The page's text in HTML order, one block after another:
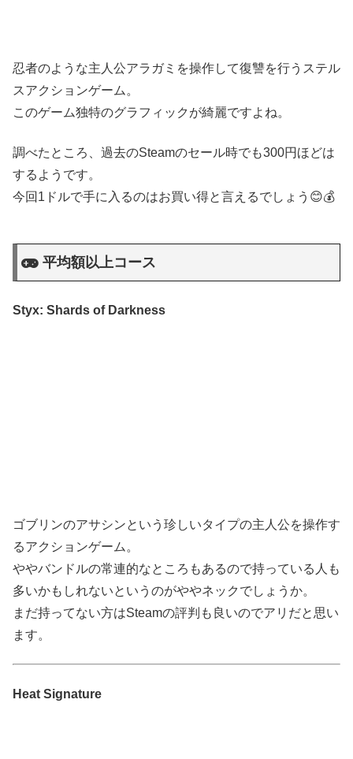
忍者のような主人公アラガミを操作して復讐を行うステル
スアクションゲーム。
このゲーム独特のグラフィックが綺麗ですよね。
調べたところ、過去のSteamのセール時でも300円ほどは
するようです。
今回1ドルで手に入るのはお買い得と言えるでしょう😊💰
平均額以上コース
Styx: Shards of Darkness
ゴブリンのアサシンという珍しいタイプの主人公を操作す
るアクションゲーム。
ややバンドルの常連的なところもあるので持っている人も
多いかもしれないというのがややネックでしょうか。
まだ持ってない方はSteamの評判も良いのでアリだと思い
ます。
Heat Signature